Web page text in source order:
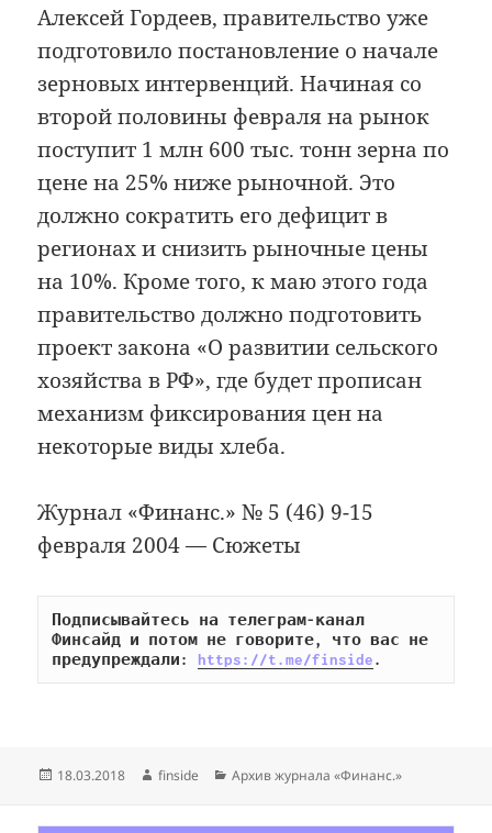
Алексей Гордеев, правительство уже
подготовило постановление о начале
зерновых интервенций. Начиная со
второй половины февраля на рынок
поступит 1 млн 600 тыс. тонн зерна по
цене на 25% ниже рыночной. Это
должно сократить его дефицит в
регионах и снизить рыночные цены
на 10%. Кроме того, к маю этого года
правительство должно подготовить
проект закона «О развитии сельского
хозяйства в РФ», где будет прописан
механизм фиксирования цен на
некоторые виды хлеба.
Журнал «Финанс.» № 5 (46) 9-15
февраля 2004 — Сюжеты
Подписывайтесь на телеграм-канал
Финсайд и потом не говорите, что вас не
предупреждали: https://t.me/finside.
Опубликовано
18.03.2018 Автор
finside Рубрики
Архив журнала «Финанс.»